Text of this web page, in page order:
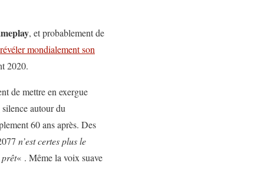
, et probablement de
révéler mondialement son
2020.
de mettre en exergue
autour du
60 ans après. Des
n’est certes plus le
« . Même la voix suave